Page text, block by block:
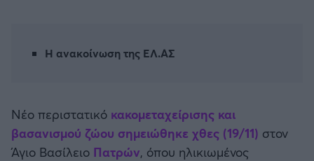
Παναιτωλικός
Ηρακλής
Η ανακοίνωση της ΕΛ.ΑΣ
Νέο περιστατικό κακομεταχείρισης και
βασανισμού ζώου σημειώθηκε χθες (19/11) στον
Άγιο Βασίλειο Πατρών, όπου ηλικιωμένος